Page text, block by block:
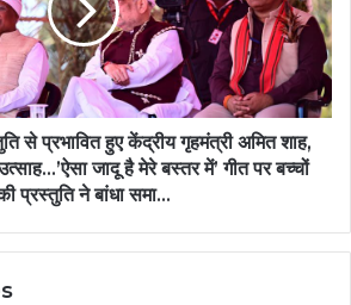
से प्रभावित हुए केंद्रीय गृहमंत्री अमित शाह,
जादू है मेरे बस्तर में’ गीत पर बच्चों
प्रस्तुति ने बांधा समा…